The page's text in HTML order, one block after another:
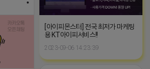
[아이피몬스터] 전국 최저가 마케팅
용 KT아이피서비스!!
2023-09-06 14:23:39